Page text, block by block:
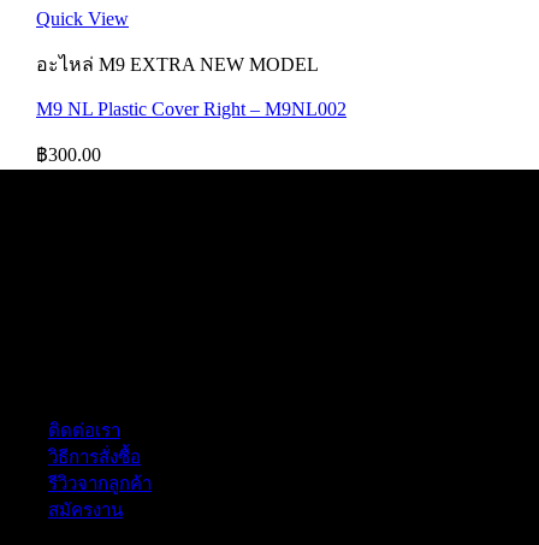
Quick View
อะไหล่ M9 EXTRA NEW MODEL
M9 NL Plastic Cover Right – M9NL002
฿300.00
ติดต่อเรา
วิธีการสั่งซื้อ
รีวิวจากลูกค้า
สมัครงาน